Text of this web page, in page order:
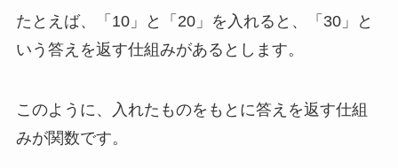
たとえば、「10」と「20」を入れると、「30」と
いう答えを返す仕組みがあるとします。
このように、入れたものをもとに答えを返す仕組
みが関数です。